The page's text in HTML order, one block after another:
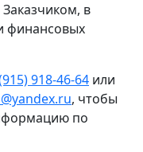
в
финансовых
918-46-64 или
, чтобы
по